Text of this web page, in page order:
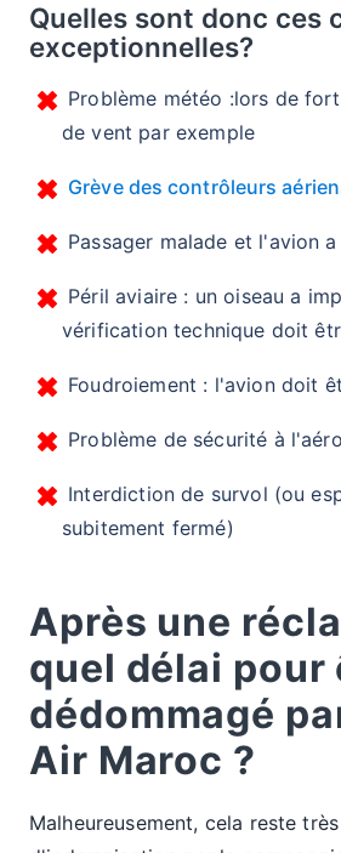
Quelles sont donc ces
exceptionnelles?
Problème météo :lors de
de vent par exemple
Grève des contrôleurs
Passager malade et l'avion
Péril aviaire : un oiseau a
vérification technique doit
Foudroiement : l'avion doit
Problème de sécurité à
Interdiction de survol (ou
subitement fermé)
Après une
quel délai pour
dédommagé
Air Maroc ?
Malheureusement, cela reste